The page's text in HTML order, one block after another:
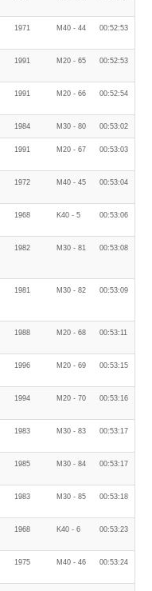
1971 M40 - 44 00:52:53
1991 M20 - 65 00:52:53
1991 M20 - 66 00:52:54
1984 M30 - 80 00:53:02
1991 M20 - 67 00:53:03
1972 M40 - 45 00:53:04
1968 K40 - 5 00:53:06
1982 M30 - 81 00:53:08
1981 M30 - 82 00:53:09
1988 M20 - 68 00:53:11
1996 M20 - 69 00:53:15
1994 M20 - 70 00:53:16
1983 M30 - 83 00:53:17
1985 M30 - 84 00:53:17
1983 M30 - 85 00:53:18
1968 K40 - 6 00:53:23
1975 M40 - 46 00:53:24